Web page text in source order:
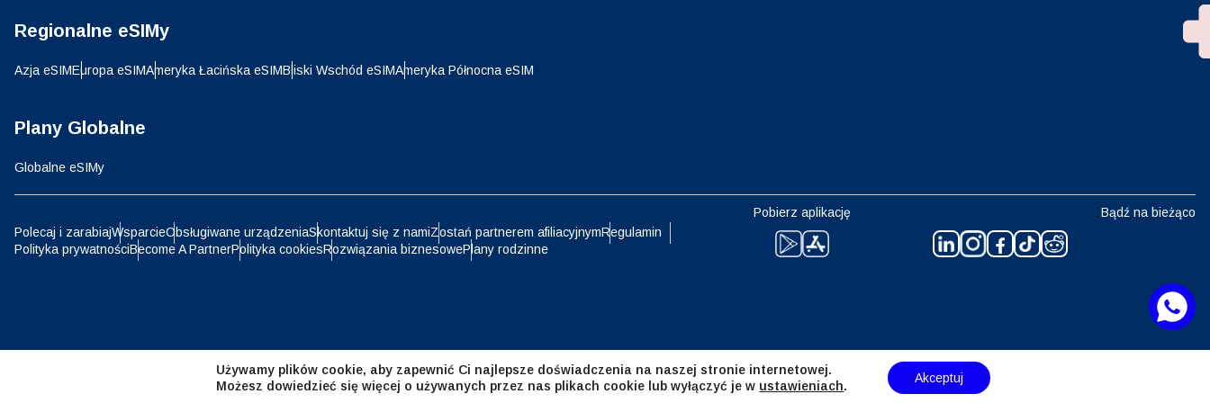
Regionalne eSIMy
Azja eSIMEuropa eSIMAmeryka Łacińska eSIMBliski Wschód eSIMAmeryka Północna eSIM
Plany Globalne
Globalne eSIMy
Polecaj i zarabiajWsparcieObsługiwane urządzeniaSkontaktuj się z namiZostań partnerem afiliacyjnymRegulamin
Polityka prywatnościBecome A PartnerPolityka cookiesRozwiązania biznesowePlany rodzinne
Pobierz aplikację Bądź na bieżąco
Português
简体中文 繁體中文
CAD - Dolar Kanadyjski
CHF - Frank Szwajcarski NZD - Dolar Nowozelandzki
Używamy plików cookie, aby zapewnić Ci najlepsze doświadczenia na naszej stronie internetowej.
Możesz dowiedzieć się więcej o używanych przez nas plikach cookie lub wyłączyć je w ustawieniach.
Akceptuj